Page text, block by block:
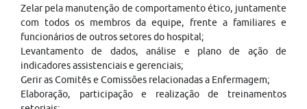
Zelar pela manutenção de comportamento ético, juntamente
com todos os membros da equipe, frente a familiares e
funcionários de outros setores do hospital;
Levantamento de dados, análise e plano de ação de
indicadores assistenciais e gerenciais;
Gerir as Comitês e Comissões relacionadas a Enfermagem;
Elaboração, participação e realização de treinamentos